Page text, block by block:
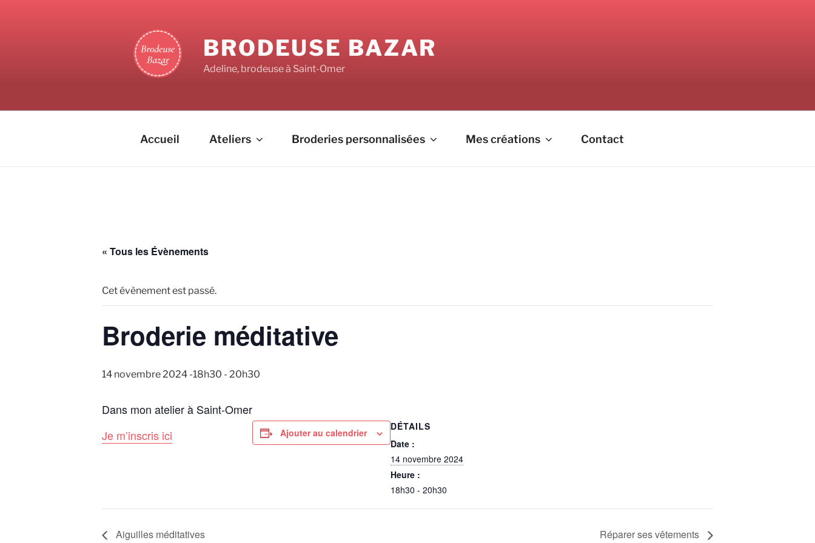
BRODEUSE BAZAR
Adeline, brodeuse à Saint-Omer
Accueil Ateliers Broderies personnalisées Mes créations Contact
« Tous les Évènements
Cet évènement est passé.
Broderie méditative
14 novembre 2024 -18h30 - 20h30
Dans mon atelier à Saint-Omer
Je m’inscris ici
Ajouter au calendrier
DÉTAILS
Date :
14 novembre 2024
Heure :
18h30 - 20h30
Aiguilles méditatives Réparer ses vêtements